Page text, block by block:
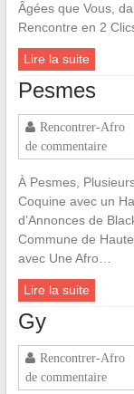
Âgées que Vous,
Rencontre en 2
Lire la suite
Pesmes
Rencontrer-Afro
de commentaire
À Pesmes,
Coquine avec un
d’Annonces de
Commune de
avec Une Afro…
Lire la suite
Gy
Rencontrer-Afro
de commentaire